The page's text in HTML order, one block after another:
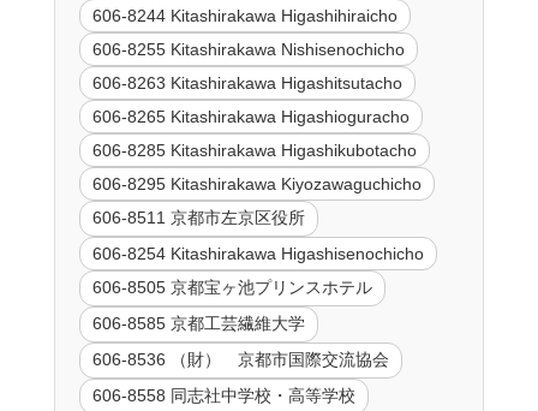
606-8244 Kitashirakawa Higashihiraicho
606-8255 Kitashirakawa Nishisenochicho
606-8263 Kitashirakawa Higashitsutacho
606-8265 Kitashirakawa Higashioguracho
606-8285 Kitashirakawa Higashikubotacho
606-8295 Kitashirakawa Kiyozawaguchicho
606-8511 京都市左京区役所
606-8254 Kitashirakawa Higashisenochicho
606-8505 京都宝ヶ池プリンスホテル
606-8585 京都工芸繊維大学
606-8536 （財） 京都市国際交流協会
606-8558 同志社中学校・高等学校